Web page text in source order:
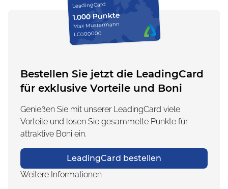
LeadingCard
1.000 Punkte
Max Mustermann
LC000000
Bestellen Sie jetzt die LeadingCard
für exklusive Vorteile und Boni
Genießen Sie mit unserer LeadingCard viele
Vorteile und lösen Sie gesammelte Punkte für
attraktive Boni ein.
LeadingCard bestellen
Weitere Informationen